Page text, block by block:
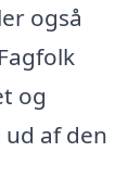
også
og
af den